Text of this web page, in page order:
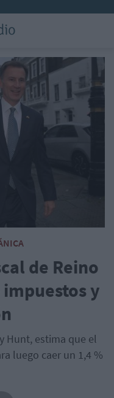
de Reino
y
Hunt, estima que el
luego caer un 1,4 %